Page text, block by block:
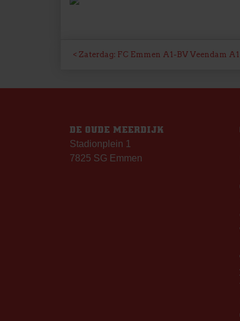
BERICHT
NAVIGATIE
Zaterdag: FC Emmen A1-BV Veendam A1
DE OUDE MEERDIJK
Stadionplein 1
7825 SG Emmen